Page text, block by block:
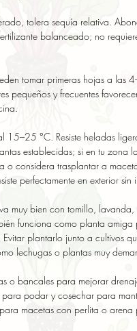
tolera sequía relativa.
balanceado; no
tomar primeras hojas a las
pequeños y frecuentes
15–25 °C. Resiste heladas
establecidas; si en tu zona
o considera trasplantar a
perfectamente en exterior sin
muy bien con tomillo, lavanda,
funciona como planta amiga
plantarlo junto a cultivos
lechugas o plantas muy
o bancales para mejorar
podar y cosechar para
macetas con perlita o arena